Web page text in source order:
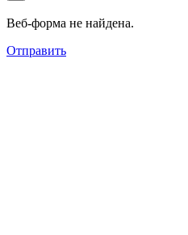
Веб-форма не найдена.
Отправить